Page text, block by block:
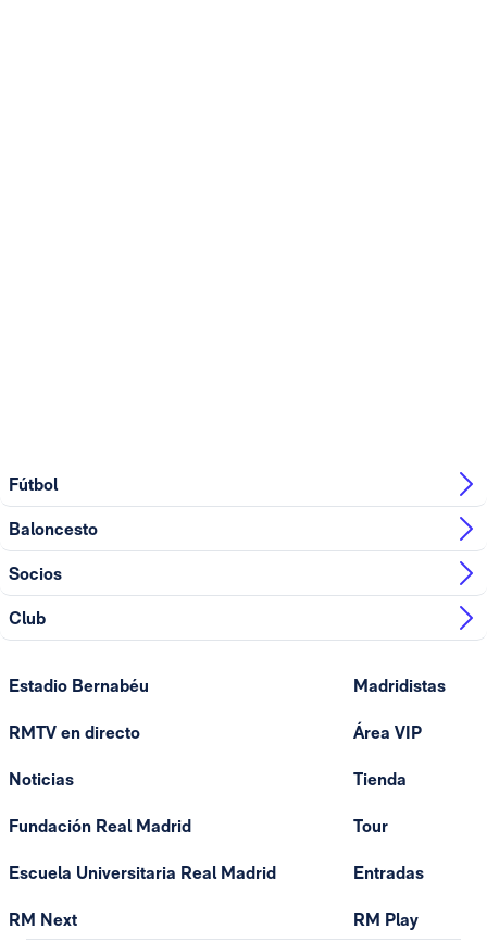
Fútbol
Baloncesto
Socios
Club
Estadio Bernabéu
RMTV en directo
Noticias
Fundación Real Madrid
Escuela Universitaria Real Madrid
RM Next
Madridistas
Área VIP
Tienda
Tour
Entradas
RM Play